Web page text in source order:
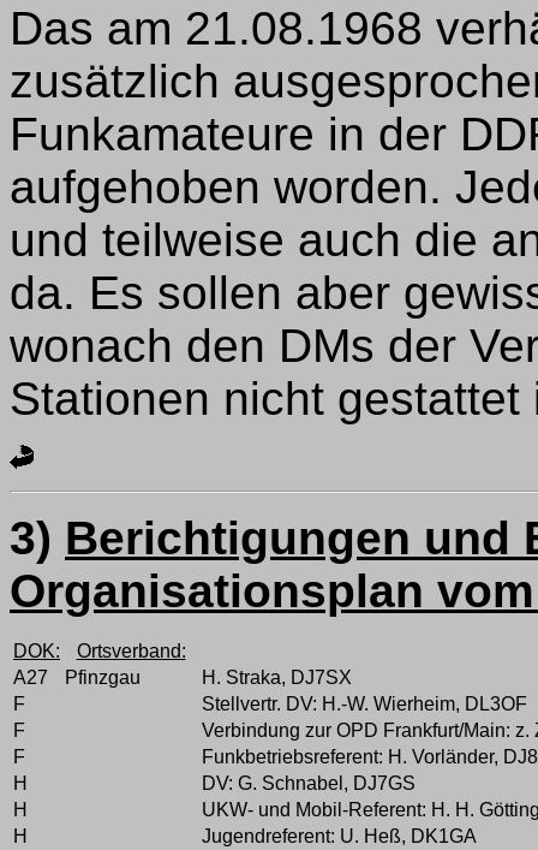
Das am 21.08.1968
zusätzlich
Funkamateure in der
aufgehoben worden.
und teilweise auch die
da. Es sollen aber
wonach den DMs der
Stationen nicht gestattet
3) Berichtigungen und
Organisationsplan vom
DOK:
Ortsverband:
A27
Pfinzgau
H. Straka, DJ7SX
F
Stellvertr. DV: H.-W. Wierheim, DL3OF
F
Verbindung zur OPD Frankfurt/Main: z.
F
Funkbetriebsreferent: H. Vorländer,
H
DV: G. Schnabel, DJ7GS
H
UKW- und Mobil-Referent: H. H.
H
Jugendreferent: U. Heß, DK1GA